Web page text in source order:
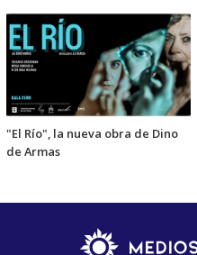
"El Río", la nueva obra de Dino
de Armas